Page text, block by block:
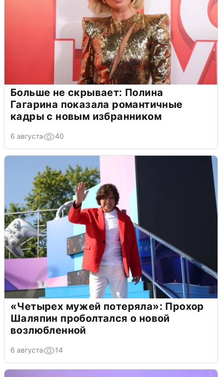
Больше не скрывает: Полина
Гагарина показала романтичные
кадры с новым избранником
6 августа 40
«Четырех мужей потеряла»: Прохор
Шаляпин проболтался о новой
возлюбленной
6 августа 14